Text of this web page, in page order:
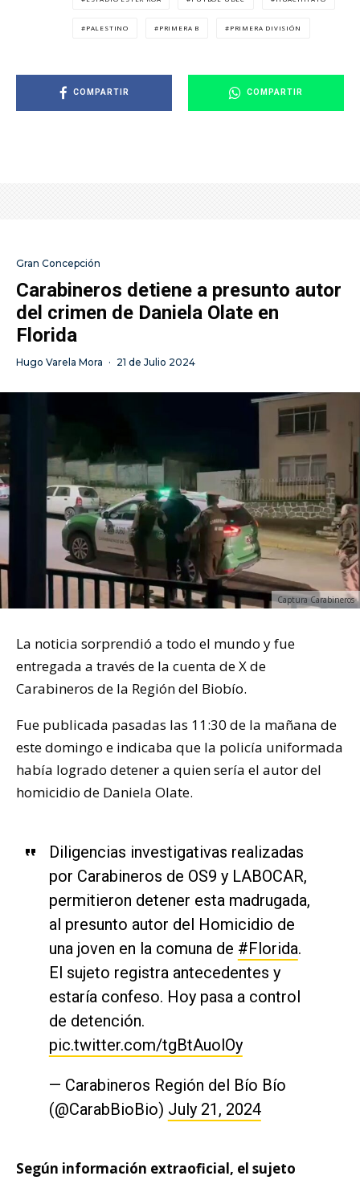
PALESTINO PRIMERA B PRIMERA DIVISIÓN
COMPARTIR COMPARTIR
Gran Concepción
Carabineros detiene a presunto autor
del crimen de Daniela Olate en
Florida
Hugo Varela Mora · 21 de Julio 2024
Captura Carabineros
La noticia sorprendió a todo el mundo y fue
entregada a través de la cuenta de X de
Carabineros de la Región del Biobío.
Fue publicada pasadas las 11:30 de la mañana de
este domingo e indicaba que la policía uniformada
había logrado detener a quien sería el autor del
homicidio de Daniela Olate.
Diligencias investigativas realizadas
por Carabineros de OS9 y LABOCAR,
permitieron detener esta madrugada,
al presunto autor del Homicidio de
una joven en la comuna de #Florida.
El sujeto registra antecedentes y
estaría confeso. Hoy pasa a control
de detención.
pic.twitter.com/tgBtAuolOy
— Carabineros Región del Bío Bío
(@CarabBioBio) July 21, 2024
Según información extraoficial, el sujeto